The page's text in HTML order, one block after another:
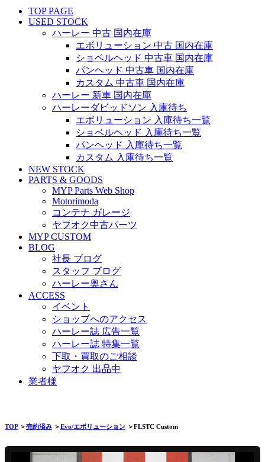
TOP PAGE
USED STOCK
ハーレー 中古 国内在庫
エボリューション 中古 国内在庫
ショベルヘッド 中古車 国内在庫
パンヘッド 中古車 国内在庫
カスタム 中古車 国内在庫
ハーレー 新車 国内在庫
ハーレーダビッドソン 入庫待ち
エボリューション 入庫待ち一覧
ショベルヘッド 入庫待ち一覧
パンヘッド 入庫待ち一覧
カスタム 入庫待ち一覧
NEW STOCK
PARTS & GOODS
MYP Parts Web Shop
Motorimoda
コンテナ ガレージ
ヤフオク中古パーツ
MYP CUSTOM
BLOG
社長 ブログ
スタッフ ブログ
ハーレー奥さん
ACCESS
イベント
ショップへのアクセス
ハーレー誌 広告一覧
ハーレー誌 特集一覧
下取・買取のご相談
ヤフオク 出品中
業者様
TOP＞売約済み ＞Evo/エボリューション ＞FLSTC Custom